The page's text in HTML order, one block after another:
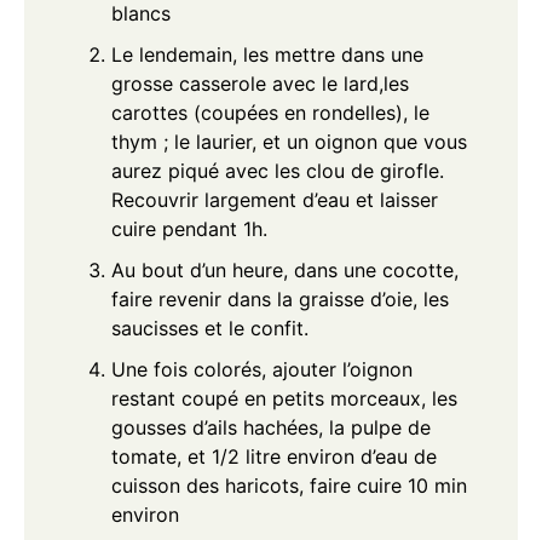
blancs
Le lendemain, les mettre dans une
grosse casserole avec le lard,les
carottes (coupées en rondelles), le
thym ; le laurier, et un oignon que vous
aurez piqué avec les clou de girofle.
Recouvrir largement d’eau et laisser
cuire pendant 1h.
Au bout d’un heure, dans une cocotte,
faire revenir dans la graisse d’oie, les
saucisses et le confit.
Une fois colorés, ajouter l’oignon
restant coupé en petits morceaux, les
gousses d’ails hachées, la pulpe de
tomate, et 1/2 litre environ d’eau de
cuisson des haricots, faire cuire 10 min
environ